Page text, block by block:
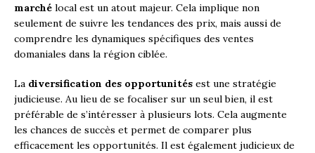
marché local est un atout majeur. Cela implique non
seulement de suivre les tendances des prix, mais aussi de
comprendre les dynamiques spécifiques des ventes
domaniales dans la région ciblée.
La diversification des opportunités est une stratégie
judicieuse. Au lieu de se focaliser sur un seul bien, il est
préférable de s’intéresser à plusieurs lots. Cela augmente
les chances de succès et permet de comparer plus
efficacement les opportunités. Il est également judicieux de